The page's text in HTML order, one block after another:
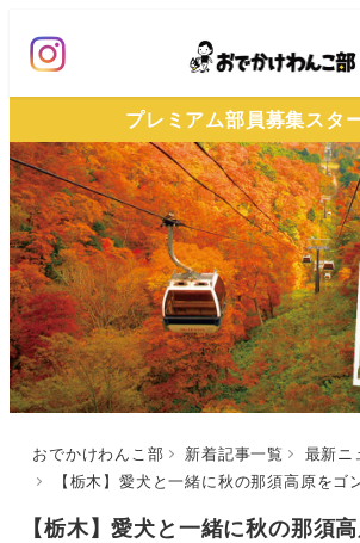
ン
ン
テ
ン
ツ
へ
移
動
プレミアム部員募集スタ
おでかけわんこ部 新着記事一覧
最新ニ
【栃木】愛犬と一緒に秋の那須高原をゴンドラで楽しもう！山頂ドッグランも♪「紅葉那須ゴ
【栃木】愛犬と一緒に秋の那須